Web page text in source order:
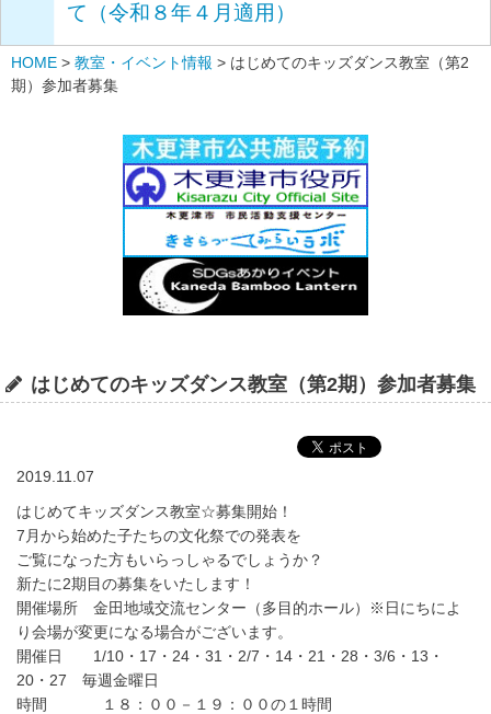
て（令和８年４月適用）
HOME > 教室・イベント情報 > はじめてのキッズダンス教室（第2
期）参加者募集
はじめてのキッズダンス教室（第2期）参加者募集
2019.11.07
はじめてキッズダンス教室☆募集開始！
7月から始めた子たちの文化祭での発表を
ご覧になった方もいらっしゃるでしょうか？
新たに2期目の募集をいたします！
開催場所 金田地域交流センター（多目的ホール）※日にちによ
り会場が変更になる場合がございます。
開催日 1/10・17・24・31・2/7・14・21・28・3/6・13・
20・27 毎週金曜日
時間 １８：００－１９：００の１時間